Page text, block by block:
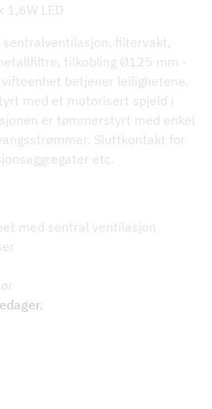
1,6W LED
filtervakt,
tilkobling Ø125 mm -
betjener leilighetene.
med et motorisert spjeld i
er tømmerstyrt med enkel
Sluttkontakt for
etc.
med sentral ventilasjon